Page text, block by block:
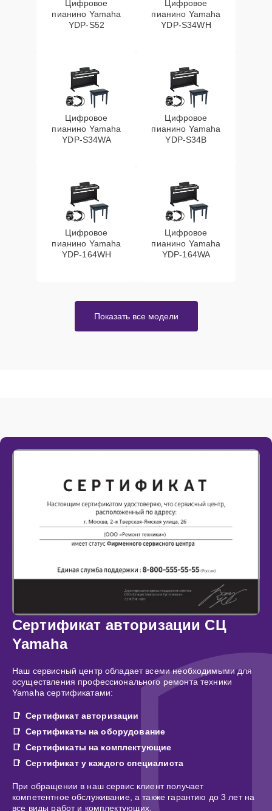
Цифровое
пианино Yamaha
YDP-S52
Цифровое
пианино Yamaha
YDP-S34WH
Цифровое
пианино Yamaha
YDP-S34WA
Цифровое
пианино Yamaha
YDP-S34B
Цифровое
пианино Yamaha
YDP-164WH
Цифровое
пианино Yamaha
YDP-164WA
Показать все модели
Сертификат авторизации СЦ
Yamaha
Наш сервисный центр обладает всеми необходимыми для
осуществления профессионального ремонта техники
Yamaha сертификатами:
Сертификат авторизации
Сертификаты на оборудование
Сертификаты на комплектующие
Сертификат у каждого специалиста
При обращении в наш сервис клиент получает
компетентное обслуживание, а также гарантию до 3 лет на
все виды работ и комплектующих.